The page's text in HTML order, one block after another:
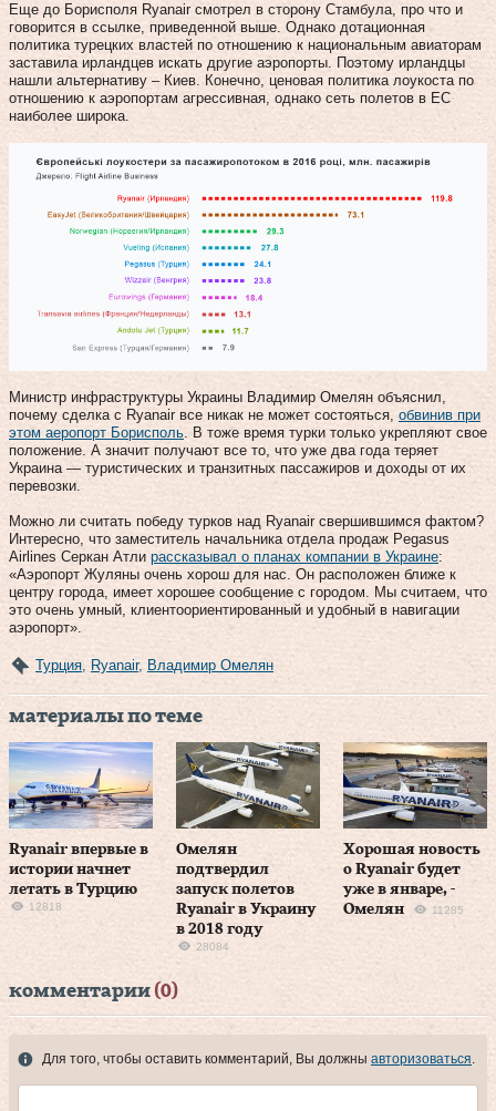
Еще до Борисполя Ryanair смотрел в сторону Стамбула, про что и
говорится в ссылке, приведенной выше. Однако дотационная
политика турецких властей по отношению к национальным авиаторам
заставила ирландцев искать другие аэропорты. Поэтому ирландцы
нашли альтернативу – Киев. Конечно, ценовая политика лоукоста по
отношению к аэропортам агрессивная, однако сеть полетов в ЕС
наиболее широка.
Министр инфраструктуры Украины Владимир Омелян объяснил,
почему сделка с Ryanair все никак не может состояться, обвинив при
этом аеропорт Борисполь. В тоже время турки только укрепляют свое
положение. А значит получают все то, что уже два года теряет
Украина — туристических и транзитных пассажиров и доходы от их
перевозки.
Можно ли считать победу турков над Ryanair свершившимся фактом?
Интересно, что заместитель начальника отдела продаж Pegasus
Airlines Серкан Атли рассказывал о планах компании в Украине:
«Аэропорт Жуляны очень хорош для нас. Он расположен ближе к
центру города, имеет хорошее сообщение с городом. Мы считаем, что
это очень умный, клиентоориентированный и удобный в навигации
аэропорт».
Турция, Ryanair, Владимир Омелян
материалы по теме
Ryanair впервые в
истории начнет
летать в Турцию
12818
Омелян
подтвердил
запуск полетов
Ryanair в Украину
в 2018 году
28084
Хорошая новость
о Ryanair будет
уже в январе, -
Омелян
11285
комментарии (0)
Для того, чтобы оставить комментарий, Вы должны авторизоваться